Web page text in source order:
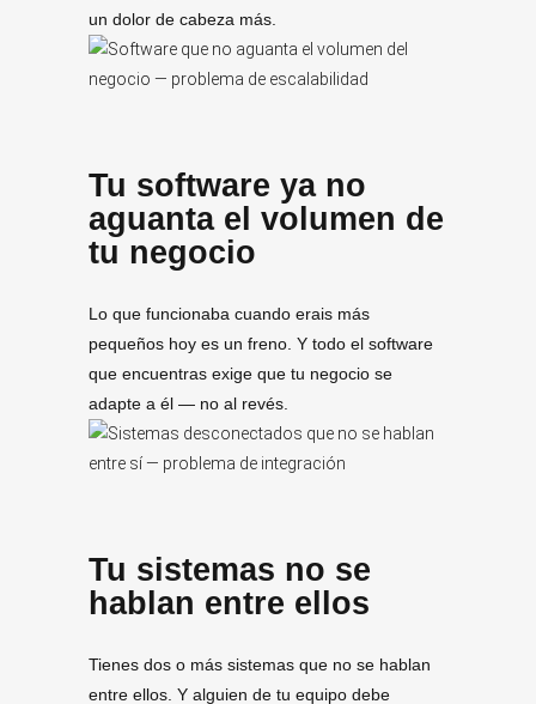
un dolor de cabeza más.
Tu software ya no
aguanta el volumen de
tu negocio
Lo que funcionaba cuando erais más
pequeños hoy es un freno. Y todo el software
que encuentras exige que tu negocio se
adapte a él — no al revés.
Tu sistemas no se
hablan entre ellos
Tienes dos o más sistemas que no se hablan
entre ellos. Y alguien de tu equipo debe